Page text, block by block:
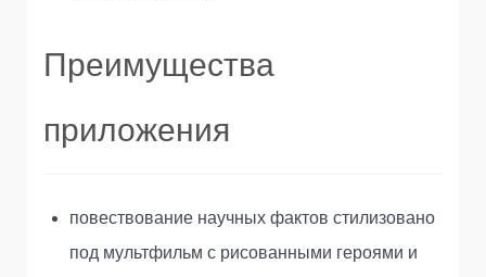
Преимущества
приложения
повествование научных фактов стилизовано
под мультфильм с рисованными героями и